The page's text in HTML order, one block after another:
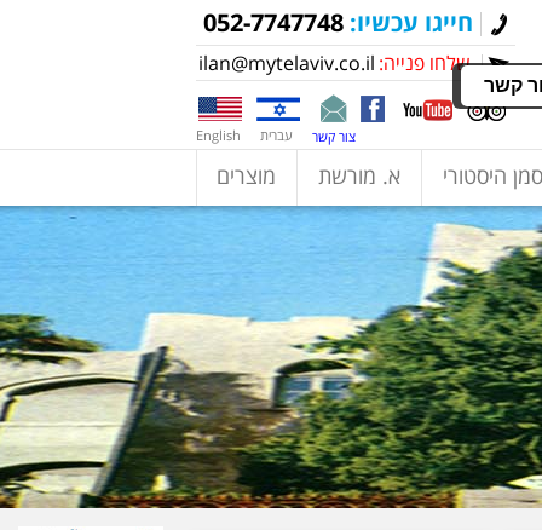
חייגו עכשיו: 052-7747748
שלחו פנייה: ilan@mytelaviv.co.il
English עברית צור קשר
סמן היסטורי א. מורשת מוצרים
קשר